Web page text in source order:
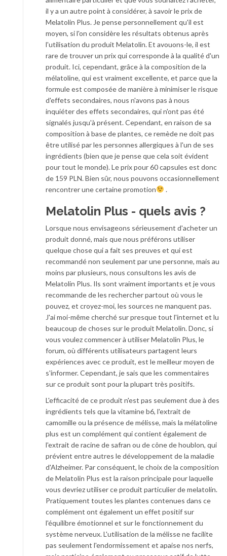
il y a un autre point à considérer, à savoir le prix de
Melatolin Plus. Je pense personnellement qu'il est
moyen, si l'on considère les résultats obtenus après
l'utilisation du produit Melatolin. Et avouons-le, il est
rare de trouver un prix qui corresponde à la qualité d'un
produit. Ici, cependant, grâce à la composition de la
mélatoline, qui est vraiment excellente, et parce que la
formule est composée de manière à minimiser le risque
d'effets secondaires, nous n'avons pas à nous
inquiéter des effets secondaires, qui n'ont pas été
signalés jusqu'à présent. Cependant, en raison de sa
composition à base de plantes, ce remède ne doit pas
être utilisé par les personnes allergiques à l'un de ses
ingrédients (bien que je pense que cela soit évident
pour tout le monde). Le prix pour 60 capsules est donc
de 159 PLN. Bien sûr, nous pouvons occasionnellement
rencontrer une certaine promotion
.
Melatolin Plus - quels avis ?
Lorsque nous envisageons sérieusement d'acheter un
produit donné, mais que nous préférons utiliser
quelque chose qui a fait ses preuves et qui est
recommandé non seulement par une personne, mais au
moins par plusieurs, nous consultons les avis de
Melatolin Plus. Ils sont vraiment importants et je vous
recommande de les rechercher partout où vous le
pouvez, et croyez-moi, les sources ne manquent pas.
J'ai moi-même cherché sur presque tout l'internet et lu
beaucoup de choses sur le produit Melatolin. Donc, si
vous voulez commencer à utiliser Melatolin Plus, le
forum, où différents utilisateurs partagent leurs
expériences avec ce produit, est le meilleur moyen de
s'informer. Cependant, je sais que les commentaires
sur ce produit sont pour la plupart très positifs.
L'efficacité de ce produit n'est pas seulement due à des
ingrédients tels que la vitamine b6, l'extrait de
camomille ou la présence de mélisse, mais la mélatoline
plus est un complément qui contient également de
l'extrait de racine de safran ou de cône de houblon, qui
prévient entre autres le développement de la maladie
d'Alzheimer. Par conséquent, le choix de la composition
de Melatolin Plus est la raison principale pour laquelle
vous devriez utiliser ce produit particulier de melatolin.
Pratiquement toutes les plantes contenues dans ce
complément ont également un effet positif sur
l'équilibre émotionnel et sur le fonctionnement du
système nerveux. L'utilisation de la mélisse ne facilite
pas seulement l'endormissement et apaise nos nerfs,